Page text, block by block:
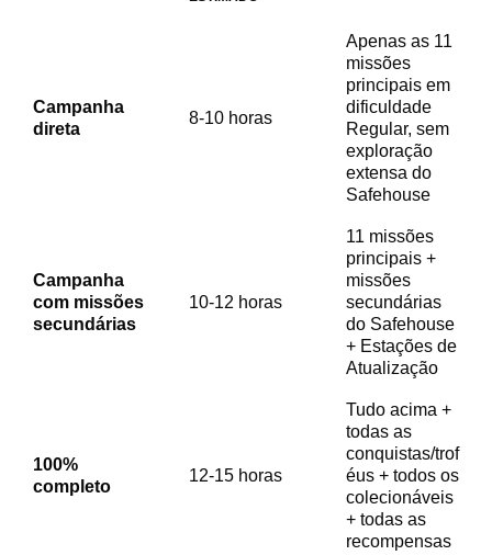
Campanha
direta
8-10 horas
Apenas as 11
missões
principais em
dificuldade
Regular, sem
exploração
extensa do
Safehouse
Campanha
com missões
secundárias
10-12 horas
11 missões
principais +
missões
secundárias
do Safehouse
+ Estações de
Atualização
100%
completo
12-15 horas
Tudo acima +
todas as
conquistas/trof
éus + todos os
colecionáveis
+ todas as
recompensas